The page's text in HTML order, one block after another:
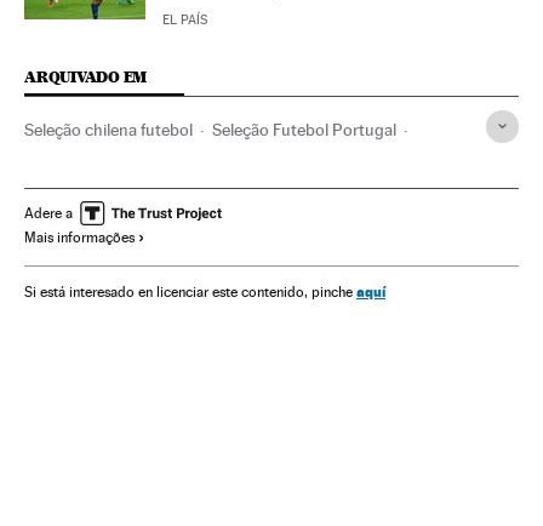
EL PAÍS
ARQUIVADO EM
Seleção chilena futebol Seleção Futebol Portugal
Bernardo Silva Arturo Vidal
Seleções esportivas
Clubes futebol Futebol Brasil Times esportes
Adere a
Mais informações
Si está interesado en licenciar este contenido, pinche aquí